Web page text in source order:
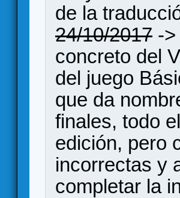
de la
24/10/2017 -
concreto del
del juego
que da
finales, todo
edición, pero
incorrectas y
completar la